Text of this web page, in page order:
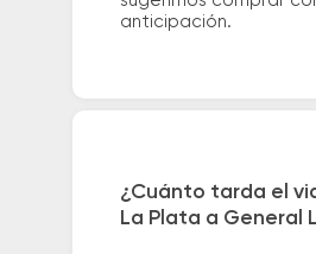
anticipación.
¿Cuánto tarda el
La Plata a General